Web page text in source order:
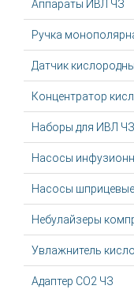
Аппараты ИВЛ ЧЗ
Ручка
Датчик
Концентратор
Наборы для ИВЛ ЧЗ
Насосы
Насосы
Небулайзеры
Увлажнитель
Адаптер CO2 ЧЗ